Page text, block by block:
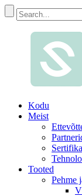
Kodu
Meist
Tooted
Pehme